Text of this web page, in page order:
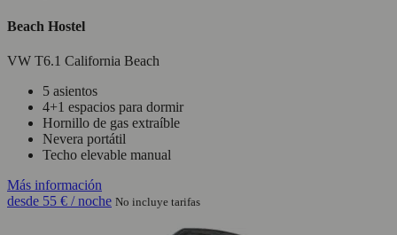
Beach Hostel
VW T6.1 California Beach
5 asientos
4+1 espacios para dormir
Hornillo de gas extraíble
Nevera portátil
Techo elevable manual
Más información
desde 55 € / noche No incluye tarifas